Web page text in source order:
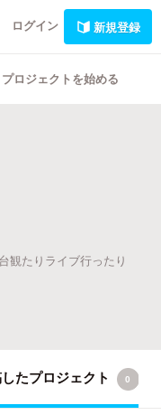
ログイン 新規登録
プロジェクトを始める
観たりライブ行ったり
たプロジェクト 0